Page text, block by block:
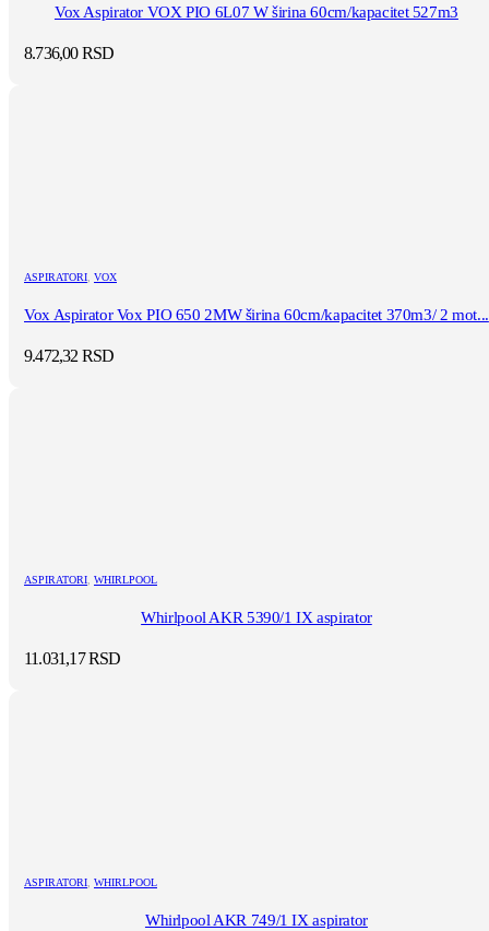
Vox Aspirator VOX PIO 6L07 W širina 60cm/kapacitet 527m3
8.736,00RSD
ASPIRATORI VOX
Vox Aspirator Vox PIO 650 2MW širina 60cm/kapacitet 370m3/ 2 mot...
9.472,32 RSD
ASPIRATORI WHIRLPOOL
Whirlpool AKR 5390/1 IX aspirator
11.031,17RSD
ASPIRATORI WHIRLPOOL
Whirlpool AKR 749/1 IX aspirator